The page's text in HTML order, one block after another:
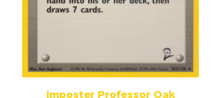
Imposter Professor Oak